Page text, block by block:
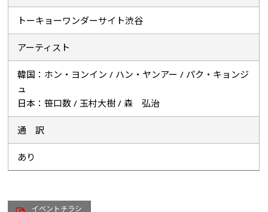
トーキョーワンダーサイト渋谷
アーティスト
韓国：ホン・ヨンイン / ハン・ヤンアー / パク・キョンジ
ュ
日本：笹口数 / 玉村大樹 / 森 弘治
通 訳
あり
イベントチラシ